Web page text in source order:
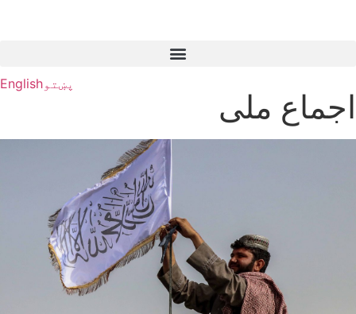
پښتوEnglish
اجماع ملی